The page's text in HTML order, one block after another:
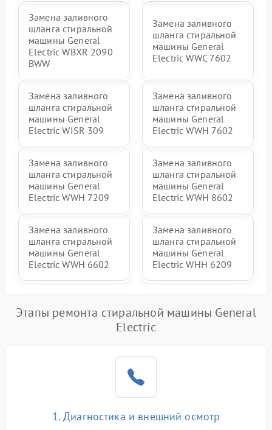
Замена заливного
шланга стиральной
машины General
Electric WBXR 2090
BWW
Замена заливного
шланга стиральной
машины General
Electric WWC 7602
Замена заливного
шланга стиральной
машины General
Electric WISR 309
Замена заливного
шланга стиральной
машины General
Electric WWH 7602
Замена заливного
шланга стиральной
машины General
Electric WWH 7209
Замена заливного
шланга стиральной
машины General
Electric WWH 8602
Замена заливного
шланга стиральной
машины General
Electric WWH 6602
Замена заливного
шланга стиральной
машины General
Electric WHH 6209
Этапы ремонта стиральной машины General
Electric
1. Диагностика и внешний осмотр